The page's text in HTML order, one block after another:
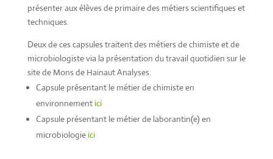
présenter aux élèves de primaire des métiers scientifiques et
techniques.
Deux de ces capsules traitent des métiers de chimiste et de
microbiologiste via la présentation du travail quotidien sur le
site de Mons de Hainaut Analyses.
Capsule présentant le métier de chimiste en
environnement ici
Capsule présentant le métier de laborantin(e) en
microbiologie ici